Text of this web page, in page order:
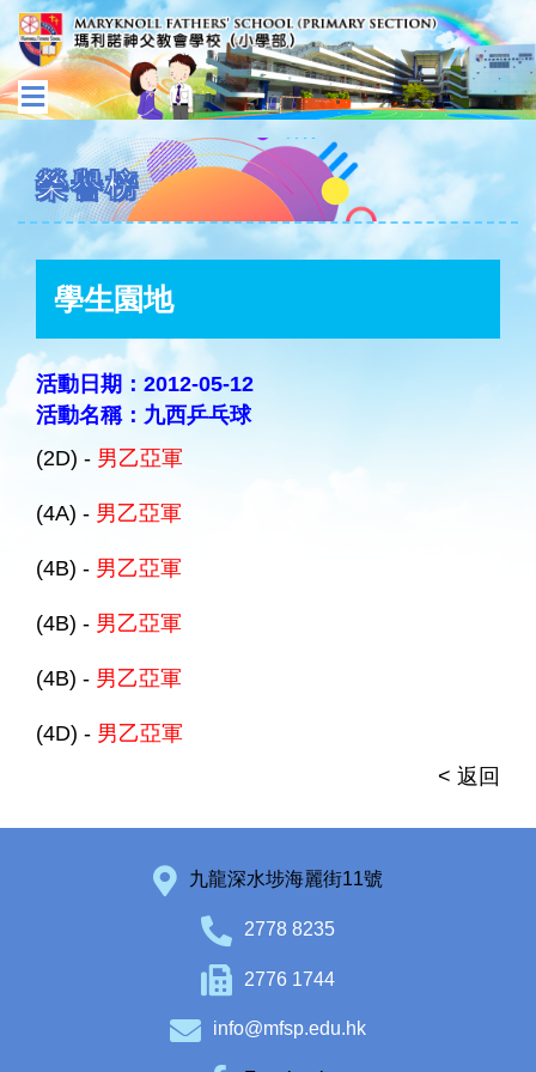
榮譽榜
學生園地
活動日期：2012-05-12
活動名稱：九西乒乓球
(2D) - 男乙亞軍
(4A) - 男乙亞軍
(4B) - 男乙亞軍
(4B) - 男乙亞軍
(4B) - 男乙亞軍
(4D) - 男乙亞軍
< 返回
九龍深水埗海麗街11號
2778 8235
2776 1744
info@mfsp.edu.hk